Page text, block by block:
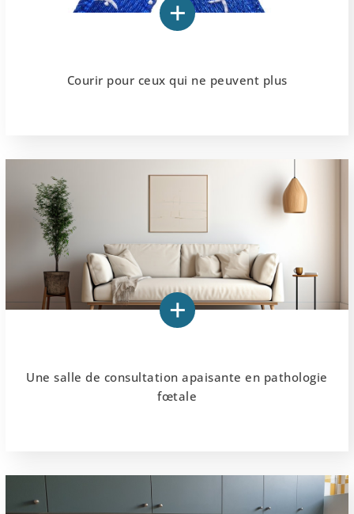
Courir pour ceux qui ne peuvent plus
Une salle de consultation apaisante en pathologie
fœtale